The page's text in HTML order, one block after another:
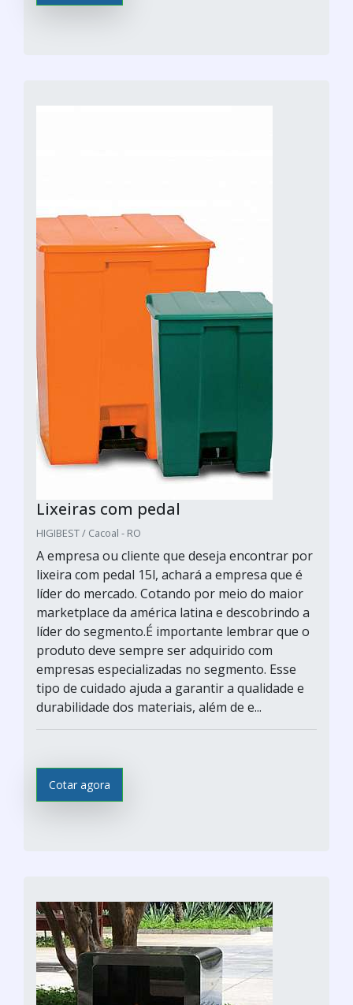
Lixeiras com pedal
HIGIBEST / Cacoal - RO
A empresa ou cliente que deseja encontrar por
lixeira com pedal 15l, achará a empresa que é
líder do mercado. Cotando por meio do maior
marketplace da américa latina e descobrindo a
líder do segmento.É importante lembrar que o
produto deve sempre ser adquirido com
empresas especializadas no segmento. Esse
tipo de cuidado ajuda a garantir a qualidade e
durabilidade dos materiais, além de e...
Cotar agora